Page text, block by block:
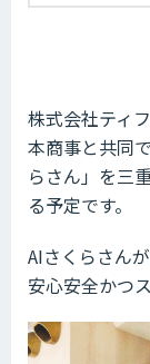
株式会社ティ
本商事と共同
らさん」を三
る予定です。
AIさくらさん
安心安全かつ